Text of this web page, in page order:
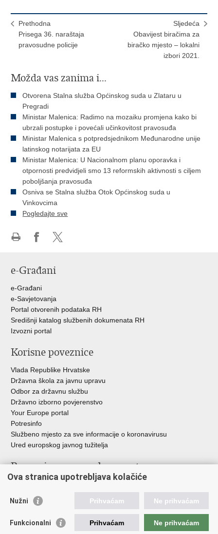
Prethodna
Prisega 36. naraštaja
pravosudne policije
Sljedeća
Obavijest biračima za
biračko mjesto – lokalni
izbori 2021.
Možda vas zanima i...
Otvorena Stalna služba Općinskog suda u Zlataru u
Pregradi
Ministar Malenica: Radimo na mozaiku promjena kako bi
ubrzali postupke i povećali učinkovitost pravosuđa
Ministar Malenica s potpredsjednikom Međunarodne unije
latinskog notarijata za EU
Ministar Malenica: U Nacionalnom planu oporavka i
otpornosti predvidjeli smo 13 reformskih aktivnosti s ciljem
poboljšanja pravosuđa
Osniva se Stalna služba Otok Općinskog suda u
Vinkovcima
Pogledajte sve
FacebookuTwitteru
e-Građani
e-Građani
e-Savjetovanja
Portal otvorenih podataka RH
Središnji katalog službenih dokumenata RH
Izvozni portal
Korisne poveznice
Vlada Republike Hrvatske
Državna škola za javnu upravu
Odbor za državnu službu
Državno izborno povjerenstvo
Your Europe portal
Potresinfo
Službeno mjesto za sve informacije o koronavirusu
Ured europskog javnog tužitelja
Poveznice pravosudnog sustava
Državno odvjetništvo
Ured za suzbijanje korupcije i organiziranog kriminaliteta
Državnoodvjetničko vijeće
Ova stranica upotrebljava kolačiće
Nužni Prihvaćam Ne prihvaćam
Funkcionalni Prihvaćam Ne prihvaćam